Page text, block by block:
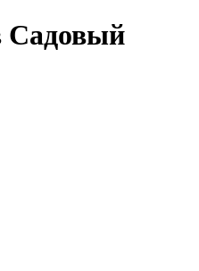
Садовый